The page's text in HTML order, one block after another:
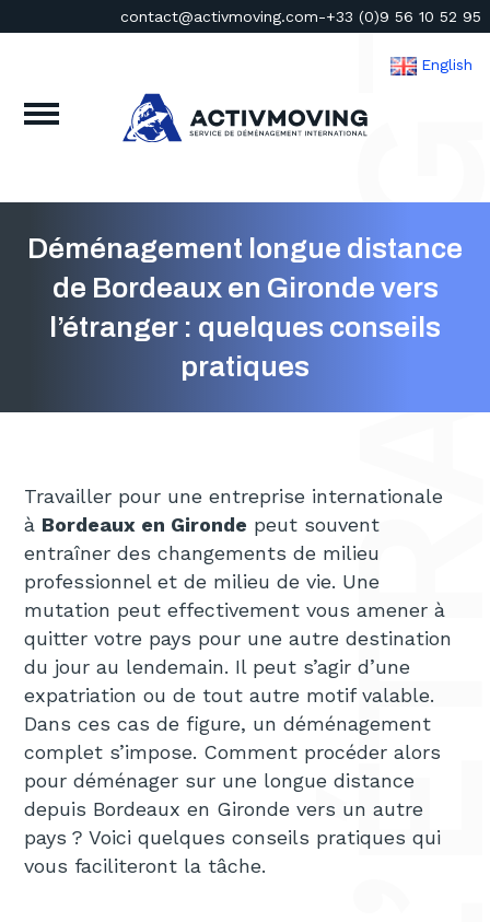
contact@activmoving.com-+33 (0)9 56 10 52 95
English
Déménagement longue distance
de Bordeaux en Gironde vers
l’étranger : quelques conseils
pratiques
Travailler pour une entreprise internationale
à Bordeaux en Gironde peut souvent
entraîner des changements de milieu
professionnel et de milieu de vie. Une
mutation peut effectivement vous amener à
quitter votre pays pour une autre destination
du jour au lendemain. Il peut s’agir d’une
expatriation ou de tout autre motif valable.
Dans ces cas de figure, un déménagement
complet s’impose. Comment procéder alors
pour déménager sur une longue distance
depuis Bordeaux en Gironde vers un autre
pays ? Voici quelques conseils pratiques qui
vous faciliteront la tâche.